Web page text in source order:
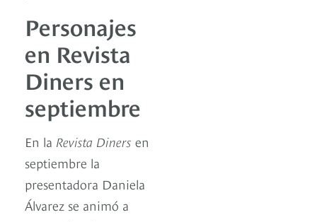
Personajes
en Revista
Diners en
septiembre
En la Revista Diners en
septiembre la
presentadora Daniela
Álvarez se animó a